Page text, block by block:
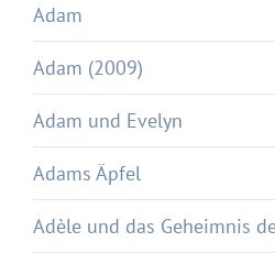
Adam
Adam (2009)
Adam und Evelyn
Adams Äpfel
Adèle und das Geheimnis